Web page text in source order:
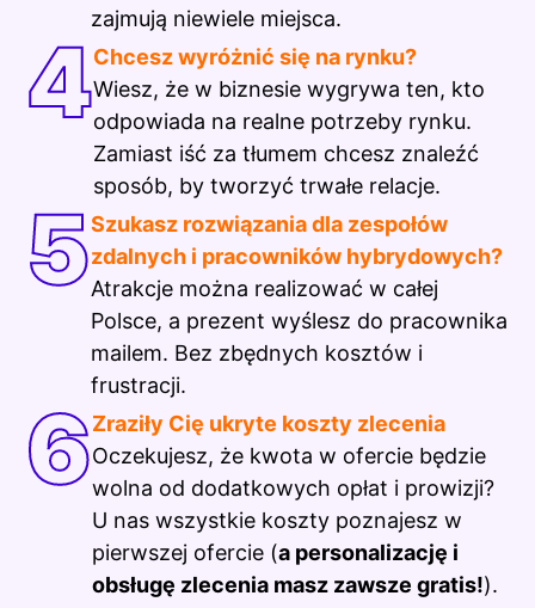
zajmują niewiele miejsca.
4Chcesz wyróżnić się na rynku?
Wiesz, że w biznesie wygrywa ten, kto
odpowiada na realne potrzeby rynku.
Zamiast iść za tłumem chcesz znaleźć
sposób, by tworzyć trwałe relacje.
5Szukasz rozwiązania dla zespołów
zdalnych i pracowników hybrydowych?
Atrakcje można realizować w całej
Polsce, a prezent wyślesz do pracownika
mailem. Bez zbędnych kosztów i
frustracji.
6Zraziły Cię ukryte koszty zlecenia
Oczekujesz, że kwota w ofercie będzie
wolna od dodatkowych opłat i prowizji?
U nas wszystkie koszty poznajesz w
pierwszej ofercie (a personalizację i
obsługę zlecenia masz zawsze gratis!).